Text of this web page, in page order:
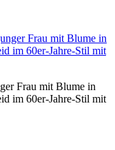
Frau mit Blume in
im 60er-Jahre-Stil mit